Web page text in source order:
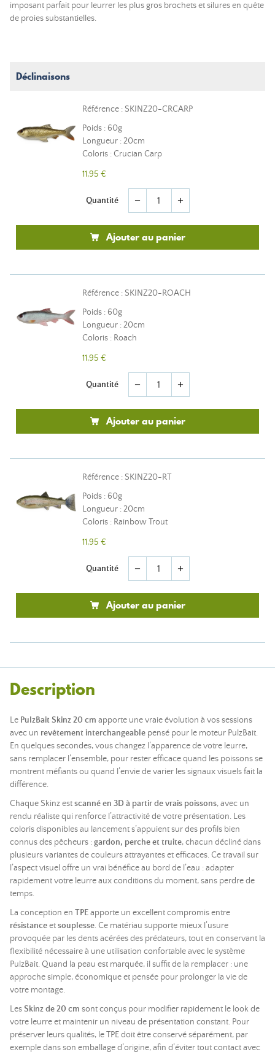
imposant parfait pour leurrer les plus gros brochets et silures en quête
de proies substantielles.
Déclinaisons
Référence : SKINZ20-CRCARP
Poids : 60g
Longueur : 20cm
Coloris : Crucian Carp
11,95 €
Quantité remove add
Ajouter au panier
Référence : SKINZ20-ROACH
Poids : 60g
Longueur : 20cm
Coloris : Roach
11,95 €
Quantité remove add
Ajouter au panier
Référence : SKINZ20-RT
Poids : 60g
Longueur : 20cm
Coloris : Rainbow Trout
11,95 €
Quantité remove add
Ajouter au panier
Description
Le PulzBait Skinz 20 cm apporte une vraie évolution à vos sessions
avec un revêtement interchangeable pensé pour le moteur PulzBait.
En quelques secondes, vous changez l’apparence de votre leurre,
sans remplacer l’ensemble, pour rester efficace quand les poissons se
montrent méfiants ou quand l’envie de varier les signaux visuels fait la
différence.
Chaque Skinz estscanné en 3D à partir de vrais poissons, avec un
rendu réaliste qui renforce l’attractivité de votre présentation. Les
coloris disponibles au lancement s’appuient sur des profils bien
connus des pêcheurs :gardon, perche et truite, chacun décliné dans
plusieurs variantes de couleurs attrayantes et efficaces. Ce travail sur
l’aspect visuel offre un vrai bénéfice au bord de l’eau : adapter
rapidement votre leurre aux conditions du moment, sans perdre de
temps.
La conception en TPEapporte un excellent compromis entre
résistanceetsouplesse. Ce matériau supporte mieux l’usure
provoquée par les dents acérées des prédateurs, tout en conservant la
flexibilité nécessaire à une utilisation confortable avec le système
PulzBait. Quand la peau est marquée, il suffit de la remplacer : une
approche simple, économique et pensée pour prolonger la vie de
votre montage.
LesSkinz de 20 cm sont conçus pour modifier rapidement le look de
votre leurre et maintenir un niveau de présentation constant. Pour
préserver leurs qualités, le TPE doit être conservé séparément, par
exemple dans son emballage d’origine, afin d’éviter tout contact avec